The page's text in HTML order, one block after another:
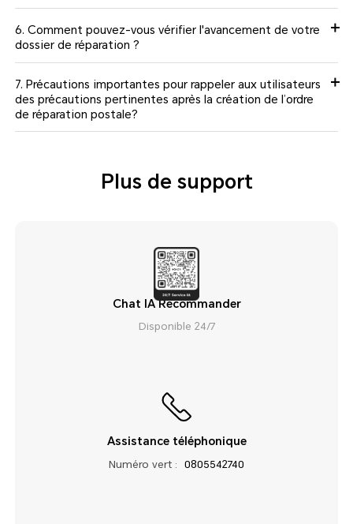
6. Comment pouvez-vous vérifier l'avancement de votre
dossier de réparation ?
7. Précautions importantes pour rappeler aux utilisateurs
des précautions pertinentes après la création de l’ordre
de réparation postale?
Plus de support
Chat IA Recommander
Disponible 24/7
Assistance téléphonique
Numéro vert : 0805542740